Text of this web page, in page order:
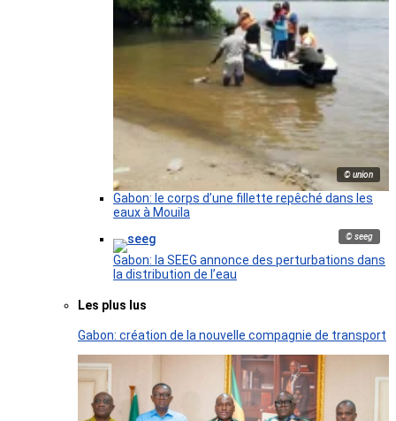
© union
Gabon: le corps d’une fillette repêché dans les
eaux à Mouila
© seeg
Gabon: la SEEG annonce des perturbations dans
la distribution de l’eau
Les plus lus
Gabon: création de la nouvelle compagnie de transport